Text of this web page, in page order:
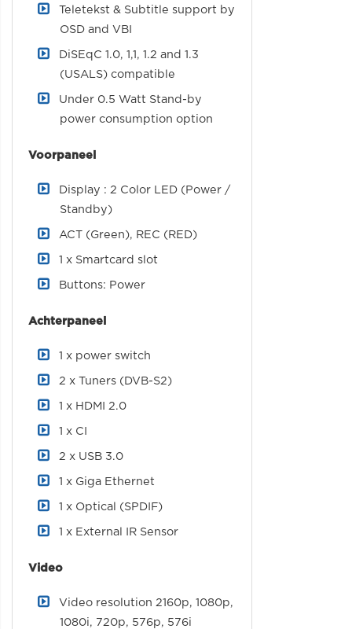
Teletekst & Subtitle support by
OSD and VBI
DiSEqC 1.0, 1,1, 1.2 and 1.3
(USALS) compatible
Under 0.5 Watt Stand-by
power consumption option
Voorpaneel
Display : 2 Color LED (Power /
Standby)
ACT (Green), REC (RED)
1 x Smartcard slot
Buttons: Power
Achterpaneel
1 x power switch
2 x Tuners (DVB-S2)
1 x HDMI 2.0
1 x CI
2 x USB 3.0
1 x Giga Ethernet
1 x Optical (SPDIF)
1 x External IR Sensor
Video
Video resolution 2160p, 1080p,
1080i, 720p, 576p, 576i